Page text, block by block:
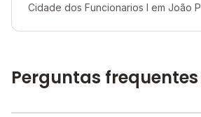
Cidade dos Funcionarios I em João
Perguntas frequentes